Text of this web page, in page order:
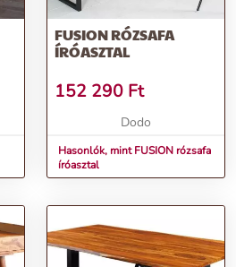
FUSION RÓZSAFA
ÍRÓASZTAL
152 290 Ft
Dodo
Hasonlók, mint FUSION rózsafa
íróasztal